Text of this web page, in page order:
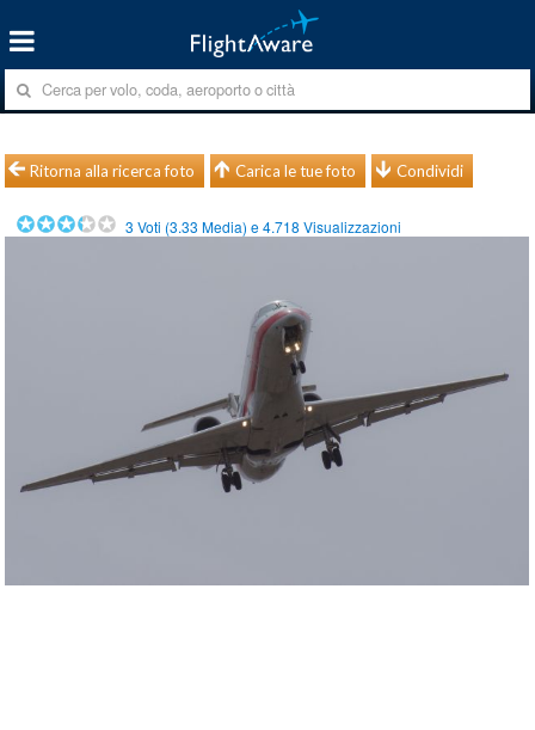
Ritorna alla ricerca foto Carica le tue foto Condividi
3 Voti (3.33 Media) e4.718 Visualizzazioni